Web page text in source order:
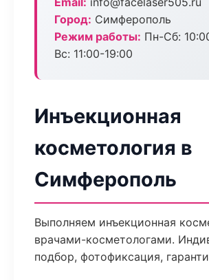
Город: Симферополь
Режим работы: Пн-Сб:
Вс: 11:00-19:00
Инъекционная
косметология в
Симферополь
Выполняем инъекционная
врачами-косметологами.
подбор, фотофиксация,